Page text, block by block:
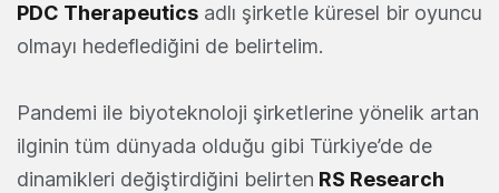
PDC Therapeutics adlı şirketle küresel bir oyuncu
olmayı hedeflediğini de belirtelim.
Pandemi ile biyoteknoloji şirketlerine yönelik artan
ilginin tüm dünyada olduğu gibi Türkiye’de de
dinamikleri değiştirdiğini belirten RS Research